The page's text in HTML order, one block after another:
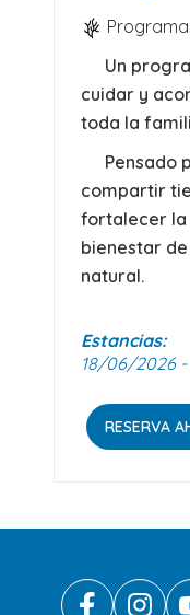
Un
cuidar y
toda la
Pensado
compartir
fortalecer la
bienestar
natural.
Estancias:
18/06/2026 -
RESERVA